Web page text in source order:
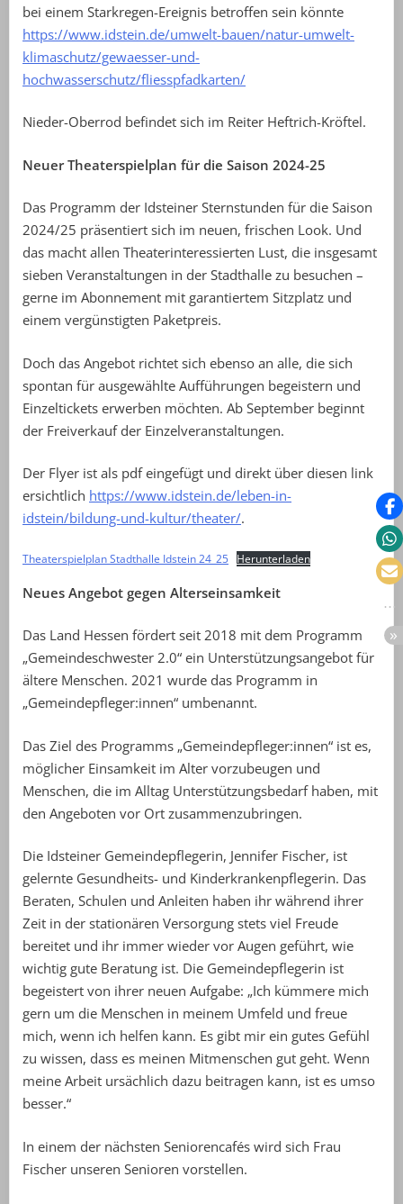
bei einem Starkregen-Ereignis betroffen sein könnte
https://www.idstein.de/umwelt-bauen/natur-umwelt-
klimaschutz/gewaesser-und-
hochwasserschutz/fliesspfadkarten/
Nieder-Oberrod befindet sich im Reiter Heftrich-Kröftel.
Neuer Theaterspielplan für die Saison 2024-25
Das Programm der Idsteiner Sternstunden für die Saison
2024/25 präsentiert sich im neuen, frischen Look. Und
das macht allen Theaterinteressierten Lust, die insgesamt
sieben Veranstaltungen in der Stadthalle zu besuchen –
gerne im Abonnement mit garantiertem Sitzplatz und
einem vergünstigten Paketpreis.
Doch das Angebot richtet sich ebenso an alle, die sich
spontan für ausgewählte Aufführungen begeistern und
Einzeltickets erwerben möchten. Ab September beginnt
der Freiverkauf der Einzelveranstaltungen.
Der Flyer ist als pdf eingefügt und direkt über diesen link
ersichtlich https://www.idstein.de/leben-in-
idstein/bildung-und-kultur/theater/.
Theaterspielplan Stadthalle Idstein 24_25 Herunterladen
Neues Angebot gegen Alterseinsamkeit
Das Land Hessen fördert seit 2018 mit dem Programm
„Gemeindeschwester 2.0“ ein Unterstützungsangebot für
ältere Menschen. 2021 wurde das Programm in
„Gemeindepfleger:innen“ umbenannt.
Das Ziel des Programms „Gemeindepfleger:innen“ ist es,
möglicher Einsamkeit im Alter vorzubeugen und
Menschen, die im Alltag Unterstützungsbedarf haben, mit
den Angeboten vor Ort zusammenzubringen.
Die Idsteiner Gemeindepflegerin, Jennifer Fischer, ist
gelernte Gesundheits- und Kinderkrankenpflegerin. Das
Beraten, Schulen und Anleiten haben ihr während ihrer
Zeit in der stationären Versorgung stets viel Freude
bereitet und ihr immer wieder vor Augen geführt, wie
wichtig gute Beratung ist. Die Gemeindepflegerin ist
begeistert von ihrer neuen Aufgabe: „Ich kümmere mich
gern um die Menschen in meinem Umfeld und freue
mich, wenn ich helfen kann. Es gibt mir ein gutes Gefühl
zu wissen, dass es meinen Mitmenschen gut geht. Wenn
meine Arbeit ursächlich dazu beitragen kann, ist es umso
besser.“
In einem der nächsten Seniorencafés wird sich Frau
Fischer unseren Senioren vorstellen.